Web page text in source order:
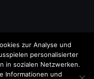
zur Analyse und
personalisierter
in sozialen Netzwerken.
Informationen und